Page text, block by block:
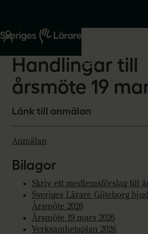
Start
Om oss
2025-12-11
Handlingar till
årsmöte 19
Länk till anmälan
Anmälan
Bilagor
Skriv ett medlemsförslag till
Sveriges Lärare Göteborg
Årsmöte 2026
Årsmöte 19 mars 2026
Verksamhetsplan 2026